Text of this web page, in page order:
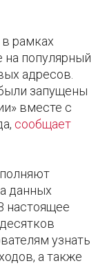
рамках
на популярный
адресов.
запущены
вместе с
сообщает
данных
настоящее
узнать
а также